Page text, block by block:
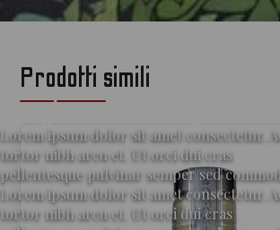
per gli amanti del gin
Lorem ipsum dolor sit amet consectetur.
tortor nibh arcu et. Ut orci dui cras
pellentesque pulvinar semper sed
Lorem ipsum dolor sit amet consectetur.
tortor nibh arcu et. Ut orci dui cras
Prodotti simili